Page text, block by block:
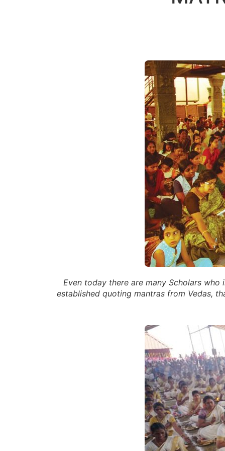
Even today there are many Scholars
established quoting mantras from Vedas,